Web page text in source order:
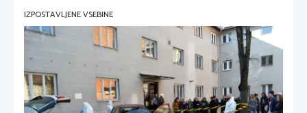
IZPOSTAVLJENE VSEBINE